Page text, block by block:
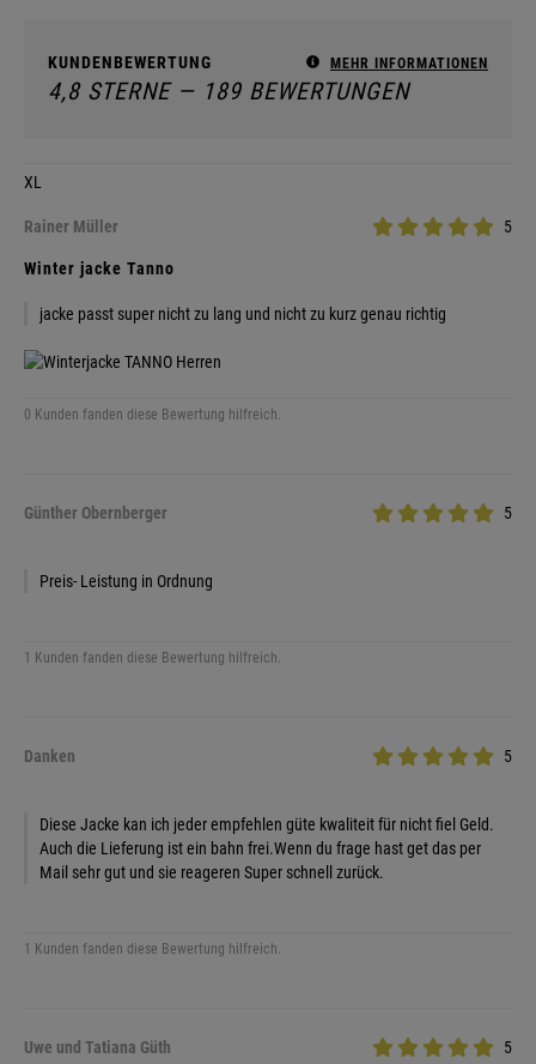
KUNDENBEWERTUNG MEHR INFORMATIONEN
4,8 STERNE — 189 BEWERTUNGEN
XL
Rainer Müller 5
Winter jacke Tanno
jacke passt super nicht zu lang und nicht zu kurz genau richtig
0 Kunden fanden diese Bewertung hilfreich.
Günther Obernberger 5
Preis- Leistung in Ordnung
1 Kunden fanden diese Bewertung hilfreich.
Danken 5
Diese Jacke kan ich jeder empfehlen güte kwaliteit für nicht fiel Geld.
Auch die Lieferung ist ein bahn frei.Wenn du frage hast get das per
Mail sehr gut und sie reageren Super schnell zurück.
1 Kunden fanden diese Bewertung hilfreich.
Uwe und Tatiana Güth 5